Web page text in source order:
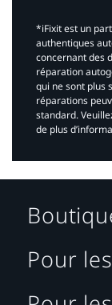
*iFixit est un
authentiques
concernant des
réparation
qui ne sont plus
réparations
standard.
de plus
Pour